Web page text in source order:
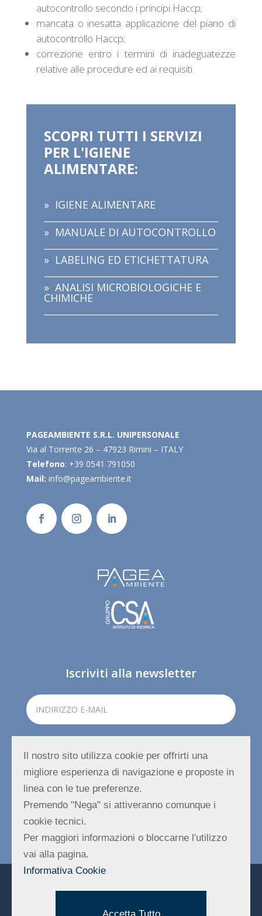
autocontrollo secondo i principi Haccp;
mancata o inesatta applicazione del piano di
autocontrollo Haccp;
correzione entro i termini di inadeguatezze
relative alle procedure ed ai requisiti.
SCOPRI TUTTI I SERVIZI
PER L'IGIENE
ALIMENTARE:
» IGIENE ALIMENTARE
» MANUALE DI AUTOCONTROLLO
» LABELING ED ETICHETTATURA
» ANALISI MICROBIOLOGICHE E
CHIMICHE
PAGEAMBIENTE S.R.L. UNIPERSONALE
Via al Torrente 26 – 47923 Rimini – ITALY
Telefono: +39 0541 791050
Mail: info@pageambiente.it
Iscriviti alla newsletter
Ho letto e compresol'informativa privacye concedo il
consenso al trattamento dei dati.
REGISTRATI
Numero REA 330759 | Capitale Sociale: 10000,00 € |
Il nostro sito utilizza cookie per offrirti una
migliore esperienza di navigazione e proposte in
linea con le tue preferenze.
Premendo "Nega" si attiveranno comunque i
cookie tecnici.
Per maggiori informazioni o bloccarne l'utilizzo
vai alla pagina.
Informativa Cookie